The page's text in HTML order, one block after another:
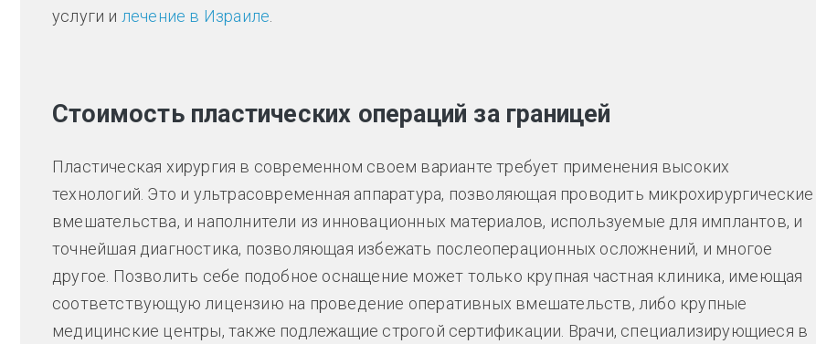
услуги и лечение в Израиле.
Стоимость пластических операций за границей
Пластическая хирургия в современном своем варианте требует применения высоких
технологий. Это и ультрасовременная аппаратура, позволяющая проводить микрохирургические
вмешательства, и наполнители из инновационных материалов, используемые для имплантов, и
точнейшая диагностика, позволяющая избежать послеоперационных осложнений, и многое
другое. Позволить себе подобное оснащение может только крупная частная клиника, имеющая
соответствующую лицензию на проведение оперативных вмешательств, либо крупные
медицинские центры, также подлежащие строгой сертификации. Врачи, специализирующиеся в